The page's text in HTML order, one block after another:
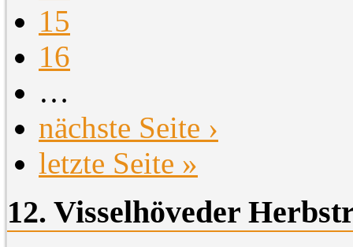
15
16
…
nächste Seite ›
letzte Seite »
12. Visselhöveder